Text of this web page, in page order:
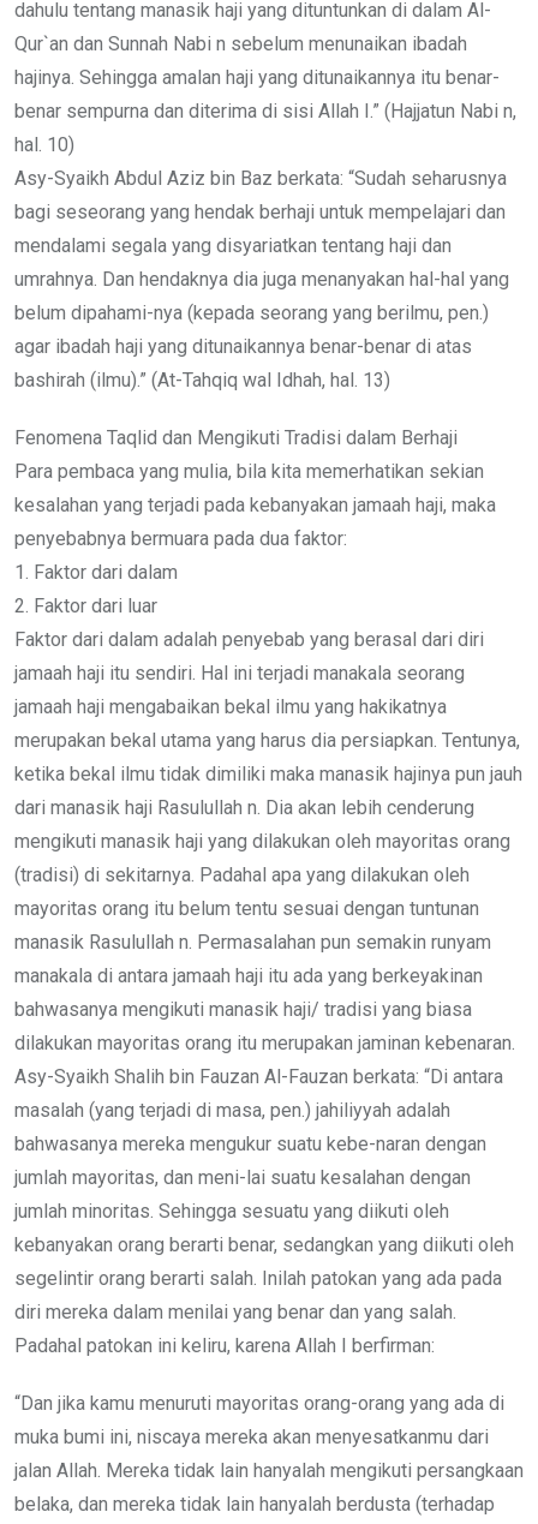
dahulu tentang manasik haji yang dituntunkan di dalam Al-
Qur`an dan Sunnah Nabi n sebelum menunaikan ibadah
hajinya. Sehingga amalan haji yang ditunaikannya itu benar-
benar sempurna dan diterima di sisi Allah I.” (Hajjatun Nabi n,
hal. 10)
Asy-Syaikh Abdul Aziz bin Baz berkata: “Sudah seharusnya
bagi seseorang yang hendak berhaji untuk mempelajari dan
mendalami segala yang disyariatkan tentang haji dan
umrahnya. Dan hendaknya dia juga menanyakan hal-hal yang
belum dipahami-nya (kepada seorang yang berilmu, pen.)
agar ibadah haji yang ditunaikannya benar-benar di atas
bashirah (ilmu).” (At-Tahqiq wal Idhah, hal. 13)
Fenomena Taqlid dan Mengikuti Tradisi dalam Berhaji
Para pembaca yang mulia, bila kita memerhatikan sekian
kesalahan yang terjadi pada kebanyakan jamaah haji, maka
penyebabnya bermuara pada dua faktor:
1. Faktor dari dalam
2. Faktor dari luar
Faktor dari dalam adalah penyebab yang berasal dari diri
jamaah haji itu sendiri. Hal ini terjadi manakala seorang
jamaah haji mengabaikan bekal ilmu yang hakikatnya
merupakan bekal utama yang harus dia persiapkan. Tentunya,
ketika bekal ilmu tidak dimiliki maka manasik hajinya pun jauh
dari manasik haji Rasulullah n. Dia akan lebih cenderung
mengikuti manasik haji yang dilakukan oleh mayoritas orang
(tradisi) di sekitarnya. Padahal apa yang dilakukan oleh
mayoritas orang itu belum tentu sesuai dengan tuntunan
manasik Rasulullah n. Permasalahan pun semakin runyam
manakala di antara jamaah haji itu ada yang berkeyakinan
bahwasanya mengikuti manasik haji/ tradisi yang biasa
dilakukan mayoritas orang itu merupakan jaminan kebenaran.
Asy-Syaikh Shalih bin Fauzan Al-Fauzan berkata: “Di antara
masalah (yang terjadi di masa, pen.) jahiliyyah adalah
bahwasanya mereka mengukur suatu kebe-naran dengan
jumlah mayoritas, dan meni-lai suatu kesalahan dengan
jumlah minoritas. Sehingga sesuatu yang diikuti oleh
kebanyakan orang berarti benar, sedangkan yang diikuti oleh
segelintir orang berarti salah. Inilah patokan yang ada pada
diri mereka dalam menilai yang benar dan yang salah.
Padahal patokan ini keliru, karena Allah I berfirman:
“Dan jika kamu menuruti mayoritas orang-orang yang ada di
muka bumi ini, niscaya mereka akan menyesatkanmu dari
jalan Allah. Mereka tidak lain hanyalah mengikuti persangkaan
belaka, dan mereka tidak lain hanyalah berdusta (terhadap